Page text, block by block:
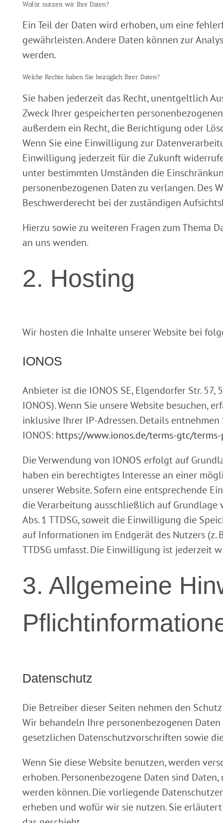
Wofür nutzen wir Ihre Daten?
Ein Teil der Daten wird erhoben, um eine
gewährleisten. Andere Daten können zur
werden.
Welche Rechte haben Sie bezüglich Ihrer Daten?
Sie haben jederzeit das Recht, unentgeltlich
Zweck Ihrer gespeicherten
außerdem ein Recht, die Berichtigung oder
Wenn Sie eine Einwilligung zur
Einwilligung jederzeit für die Zukunft
unter bestimmten Umständen die
personenbezogenen Daten zu verlangen. Des
Beschwerderecht bei der zuständigen
Hierzu sowie zu weiteren Fragen zum Thema
an uns wenden.
2. Hosting
Wir hosten die Inhalte unserer Website bei
IONOS
Anbieter ist die IONOS SE, Elgendorfer Str.
IONOS). Wenn Sie unsere Website besuchen,
inklusive Ihrer IP-Adressen. Details
IONOS: https://www.ionos.de/terms-gtc/terms-
Die Verwendung von IONOS erfolgt auf
haben ein berechtigtes Interesse an einer
unserer Website. Sofern eine entsprechende
die Verarbeitung ausschließlich auf Grundlage
Abs. 1 TTDSG, soweit die Einwilligung die
auf Informationen im Endgerät des Nutzers (z.
TTDSG umfasst. Die Einwilligung ist jederzeit
3. Allgemeine
Datenschutz
Die Betreiber dieser Seiten nehmen den
Wir behandeln Ihre personenbezogenen
gesetzlichen Datenschutzvorschriften sowie
Wenn Sie diese Website benutzen, werden
erhoben. Personenbezogene Daten sind
werden können. Die vorliegende
erheben und wofür wir sie nutzen. Sie